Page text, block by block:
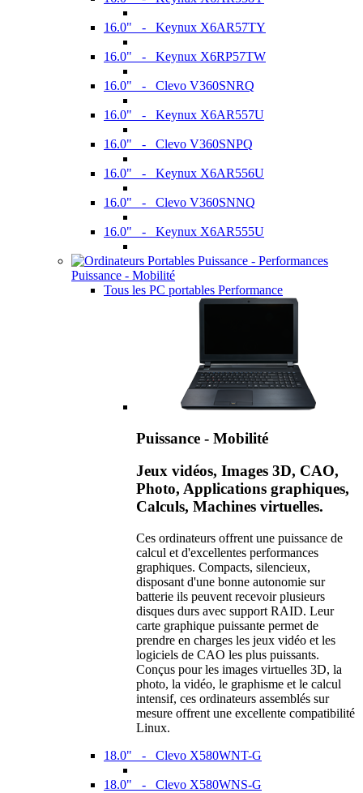
16.0" - Keynux X6AR57TY
16.0" - Keynux X6RP57TW
16.0" - Clevo V360SNRQ
16.0" - Keynux X6AR557U
16.0" - Clevo V360SNPQ
16.0" - Keynux X6AR556U
16.0" - Clevo V360SNNQ
16.0" - Keynux X6AR555U
Puissance - Mobilité
Tous les PC portables Performance
Puissance - Mobilité
Jeux vidéos, Images 3D, CAO,
Photo, Applications graphiques,
Calculs, Machines virtuelles.
Ces ordinateurs offrent une puissance de
calcul et d'excellentes performances
graphiques. Compacts, silencieux,
disposant d'une bonne autonomie sur
batterie ils peuvent recevoir plusieurs
disques durs avec support RAID. Leur
carte graphique puissante permet de
prendre en charges les jeux vidéo et les
logiciels de CAO les plus puissants.
Conçus pour les images virtuelles 3D, la
photo, la vidéo, le graphisme et le calcul
intensif, ces ordinateurs assemblés sur
mesure offrent une excellente compatibilité
Linux.
18.0" - Clevo X580WNT-G
18.0" - Clevo X580WNS-G